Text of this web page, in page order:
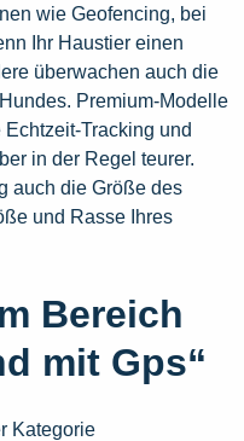
wie Geofencing, bei
Ihr Haustier einen
überwachen auch die
Premium-Modelle
Tracking und
in der Regel teurer.
auch die Größe des
und Rasse Ihres
Bereich
mit Gps“
Kategorie